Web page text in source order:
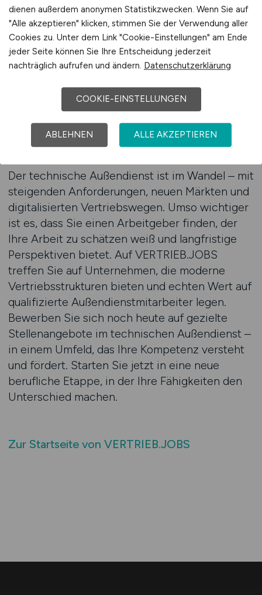
einer spezialisierten Jobbörse – und finden Sie
die Position, die Sie fachlich wie persönlich
weiterbringt.
Zum Jobfinder
Jetzt Außendienst-Stellen im
Mittelstand entdecken
Der technische Außendienst ist im Wandel – mit
steigenden Anforderungen, neuen Märkten und
digitalisierten Vertriebswegen. Umso wichtiger
ist es, dass Sie einen Arbeitgeber finden, der
Ihre Arbeit zu schätzen weiß und langfristige
Perspektiven bietet. Auf VERTRIEB.JOBS
treffen Sie auf Unternehmen, die moderne
Vertriebsstrukturen bieten und echten Wert auf
qualifizierte Außendienstmitarbeiter legen.
Bewerben Sie sich noch heute auf gezielte
Stellenangebote im technischen Außendienst –
in einem Umfeld, das Ihre Kompetenz versteht
und fördert. Starten Sie jetzt in eine neue
berufliche Etappe, in der Ihre Fähigkeiten den
Unterschied machen.
Zur Startseite von VERTRIEB.JOBS
dienen außerdem anonymen Statistikzwecken. Wenn Sie auf
"Alle akzeptieren" klicken, stimmen Sie der Verwendung aller
Cookies zu. Unter dem Link "Cookie-Einstellungen" am Ende
jeder Seite können Sie Ihre Entscheidung jederzeit
nachträglich aufrufen und ändern. Datenschutzerklärung
COOKIE-EINSTELLUNGEN
ABLEHNEN ALLE AKZEPTIEREN